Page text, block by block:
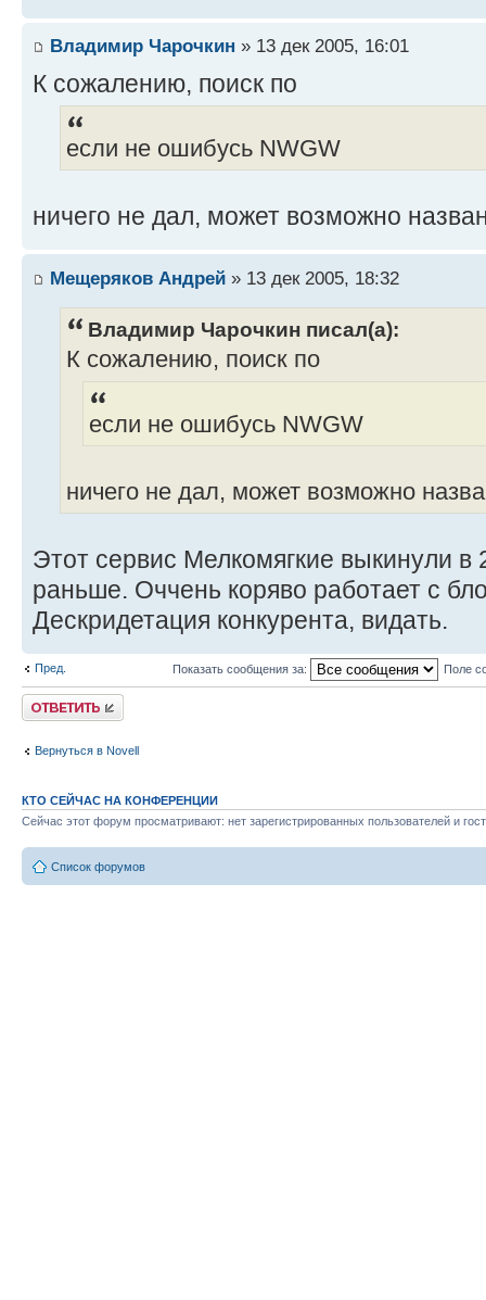
Владимир Чарочкин » 13 дек 2005, 16:01
К сожалению, поиск по
если не ошибусь NWGW
ничего не дал, может возможно
Мещеряков Андрей » 13 дек 2005, 18:32
Владимир Чарочкин писал(а):
К сожалению, поиск по
если не ошибусь NWGW
ничего не дал, может возможно
Этот сервис Мелкомягкие выкинули
раньше. Оччень коряво работает с
Дескридетация конкурента, видать.
Пред. Показать сообщения за: Поле
Ответить
Вернуться в Novell
КТО СЕЙЧАС НА КОНФЕРЕНЦИИ
Сейчас этот форум просматривают: нет зарегистрированных пользователей и
Список форумов